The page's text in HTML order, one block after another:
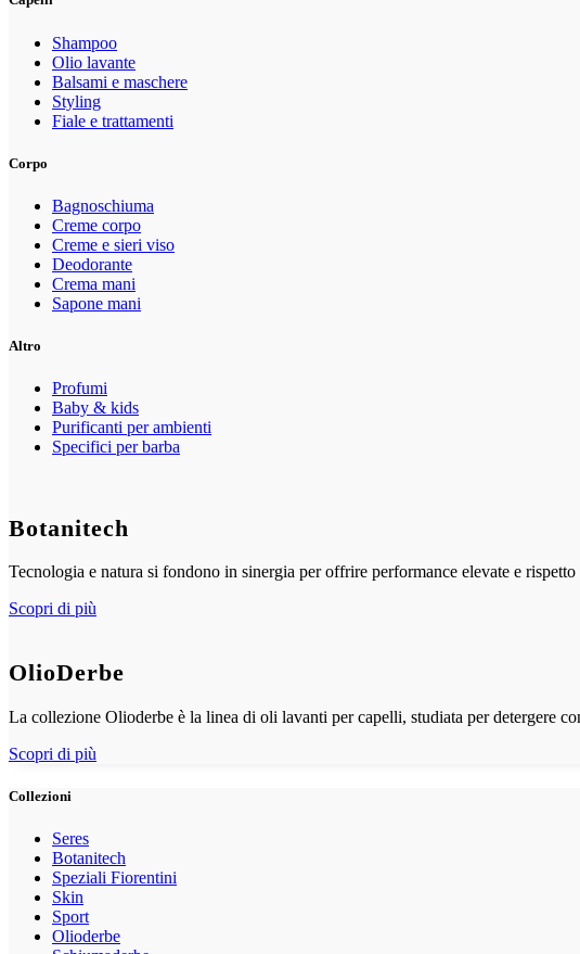
Shampoo
Olio lavante
Balsami e maschere
Styling
Fiale e trattamenti
Corpo
Bagnoschiuma
Creme corpo
Creme e sieri viso
Deodorante
Crema mani
Sapone mani
Altro
Profumi
Baby & kids
Purificanti per ambienti
Specifici per barba
Botanitech
Tecnologia e natura si fondono in sinergia per offrire performance elevate e rispetto
Scopri di più
OlioDerbe
La collezione Olioderbe è la linea di oli lavanti per capelli, studiata per detergere
Scopri di più
Collezioni
Seres
Botanitech
Speziali Fiorentini
Skin
Sport
Olioderbe